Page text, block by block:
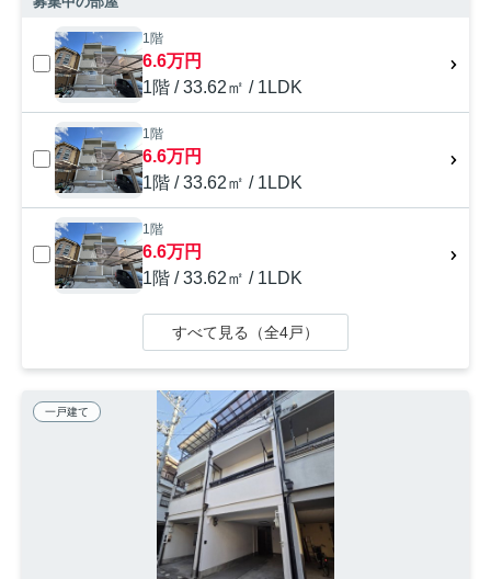
1階
6.6万円
1階 / 33.62㎡ / 1LDK
1階
6.6万円
1階 / 33.62㎡ / 1LDK
1階
6.6万円
1階 / 33.62㎡ / 1LDK
すべて見る（全4戸）
一戸建て